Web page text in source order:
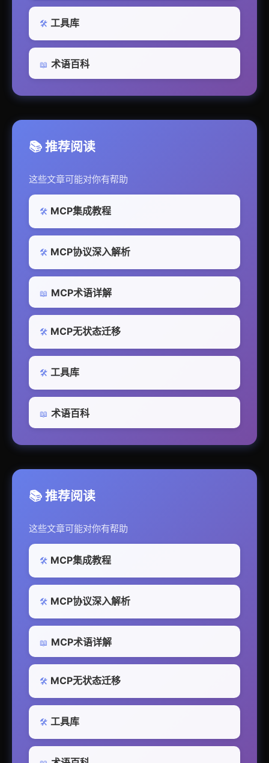
🛠️ 工具库
📖 术语百科
📚 推荐阅读
这些文章可能对你有帮助
🛠️ MCP集成教程
🛠️ MCP协议深入解析
📖 MCP术语详解
🛠️ MCP无状态迁移
🛠️ 工具库
📖 术语百科
📚 推荐阅读
这些文章可能对你有帮助
🛠️ MCP集成教程
🛠️ MCP协议深入解析
📖 MCP术语详解
🛠️ MCP无状态迁移
🛠️ 工具库